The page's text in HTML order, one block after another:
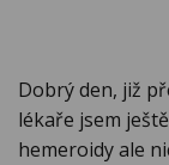
Dobrý den, již
lékaře jsem
hemeroidy ale